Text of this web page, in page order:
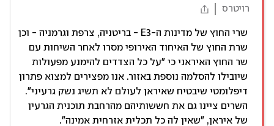
רויטרס
שרי החוץ של מדינות ה-E3 - בריטניה, צרפת וגרמניה - וכן
שרת החוץ של האיחוד האירופי מסרו לאחר השיחות עם
שר החוץ האיראני כי "על כל הצדדים להימנע מפעולות
שיובילו להסלמה נוספת באזור. אנו מפצירים למצוא פתרון
דיפלומטי שיבטיח שאיראן לעולם לא תשיג נשק גרעיני".
השרים ציינו גם את חששותיהם מהרחבת תוכנית הגרעין
של איראן, "שאין לה כל תכלית אזרחית אמינה".